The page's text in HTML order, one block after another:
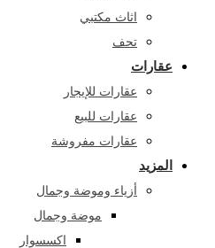
اثاث مكتبي
تحف
عقارات
عقارات للإيجار
عقارات للبيع
عقارات مفروشة
المزيد
أزياء وموضة وجمال
موضة وجمال
اكسسوار